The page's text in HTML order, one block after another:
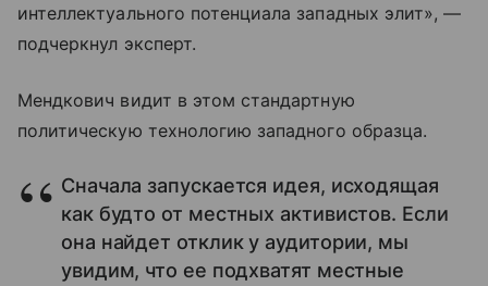
интеллектуального потенциала западных элит», —
подчеркнул эксперт.
Мендкович видит в этом стандартную
политическую технологию западного образца.
Сначала запускается идея, исходящая
как будто от местных активистов. Если
она найдет отклик у аудитории, мы
увидим, что ее подхватят местные